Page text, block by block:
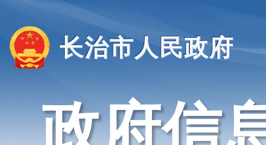
长治市人民政府
政府信